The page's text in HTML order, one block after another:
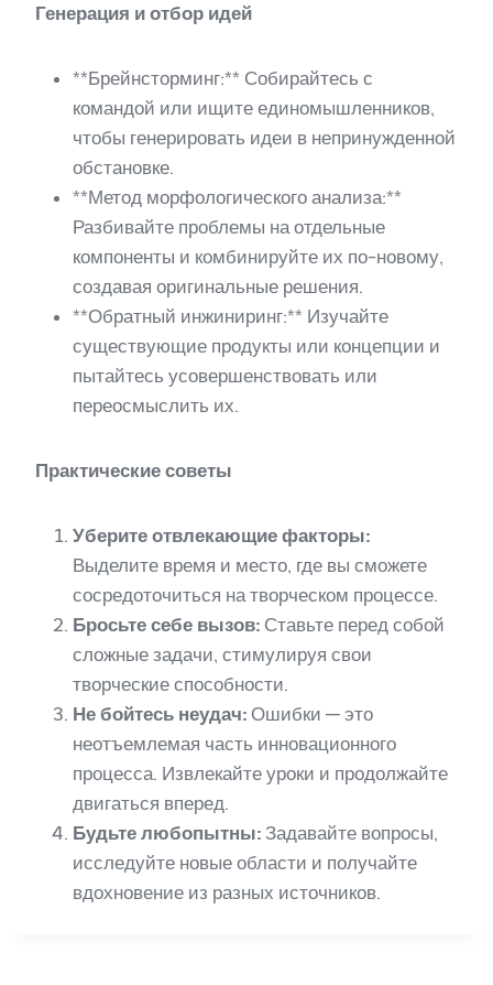
Генерация и отбор идей
**Брейнсторминг:** Собирайтесь с
командой или ищите единомышленников,
чтобы генерировать идеи в непринужденной
обстановке.
**Метод морфологического анализа:**
Разбивайте проблемы на отдельные
компоненты и комбинируйте их по-новому,
создавая оригинальные решения.
**Обратный инжиниринг:** Изучайте
существующие продукты или концепции и
пытайтесь усовершенствовать или
переосмыслить их.
Практические советы
Уберите отвлекающие факторы:
Выделите время и место, где вы сможете
сосредоточиться на творческом процессе.
Бросьте себе вызов: Ставьте перед собой
сложные задачи, стимулируя свои
творческие способности.
Не бойтесь неудач: Ошибки — это
неотъемлемая часть инновационного
процесса. Извлекайте уроки и продолжайте
двигаться вперед.
Будьте любопытны: Задавайте вопросы,
исследуйте новые области и получайте
вдохновение из разных источников.